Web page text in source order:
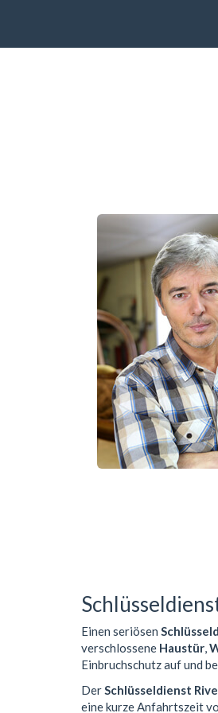
Einen seriösen
verschlossene Haustür,
Einbruchschutz auf und
DerSchlüsseldienst
eine kurze Anfahrtszeit